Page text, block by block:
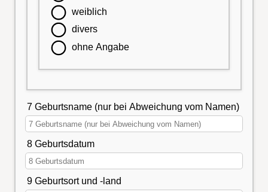
weiblich
divers
ohne Angabe
7 Geburtsname (nur bei Abweichung vom Namen)
8 Geburtsdatum
9 Geburtsort und -land